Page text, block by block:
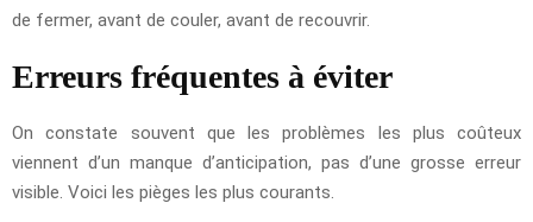
de fermer, avant de couler, avant de recouvrir.
Erreurs fréquentes à éviter
On constate souvent que les problèmes les plus coûteux
viennent d’un manque d’anticipation, pas d’une grosse erreur
visible. Voici les pièges les plus courants.